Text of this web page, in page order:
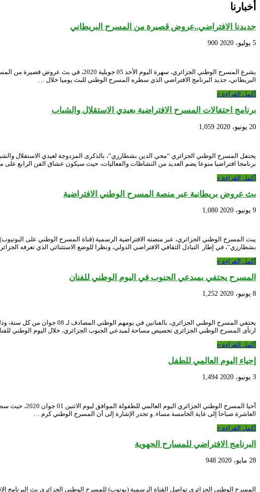
أخبارنا
جديدنا الافتراضي..عروض قصيرة من المسرح البريطاني
5 يوليو، 2020 900
البريطاني، جديد البرنامج الافتراضي الذي سطره المسرح الوطني للبث يوميا خلال …
أكمل القراءة »
برنامج احتفالات المسرح الافتراضية بعيدي الاستقلال والشباب
20 يونيو، 2020 1,059
برنامجا افتراضيا منوعا يضم العديد من النشاطات والفعاليات، حيث سيكون عشاق الفن الرابع
أكمل القراءة »
بث عروض بريطانية عبر منصة المسرح الوطني الافتراضية
9 يونيو، 2020 1,080
يبث المسرح الوطني الجزائري، عبر منصته الافتراضية الرسمية (قناة المسرح الوطني على
بشطارزي”، في إطار التبادل الثقافي الافتراضي الدولي، ونظرا للوضع الاستثنائي الذي تعرفه
أكمل القراءة »
المسرح يحتفي بمبدعي الجنوب في اليوم الوطني للفنان
8 يونيو، 2020 1,252
يحتفي المسرح الوطني
ارتأى المسرح الوطني الجزائري تخصيص مساحة لمبدعي الجنوب الجزائري، خلال اليوم الوطني
أكمل القراءة »
إحياء اليوم العالمي للطفل
3 يونيو، 2020 1,494
أحيا المسرح
العاشرة صباحا إلى غاية الخامسة مساء. و تجدر الإشارة إلى أن المسرح الوطني كرم …
أكمل القراءة »
البرنامج الافتراضي للمسارح الجهوية
28 مايو، 2020 948